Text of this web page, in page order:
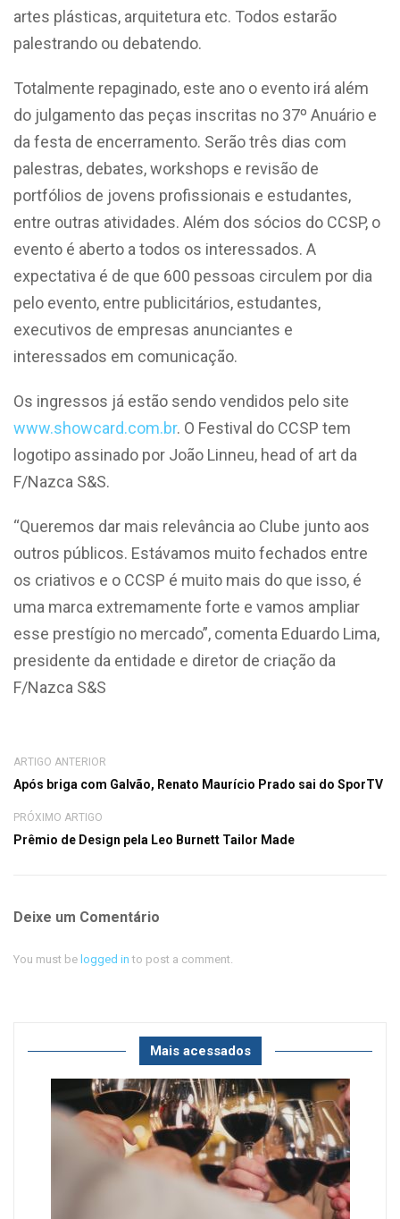
artes plásticas, arquitetura etc. Todos estarão
palestrando ou debatendo.
Totalmente repaginado, este ano o evento irá além
do julgamento das peças inscritas no 37º Anuário e
da festa de encerramento. Serão três dias com
palestras, debates, workshops e revisão de
portfólios de jovens profissionais e estudantes,
entre outras atividades. Além dos sócios do CCSP, o
evento é aberto a todos os interessados. A
expectativa é de que 600 pessoas circulem por dia
pelo evento, entre publicitários, estudantes,
executivos de empresas anunciantes e
interessados em comunicação.
Os ingressos já estão sendo vendidos pelo site
www.showcard.com.br. O Festival do CCSP tem
logotipo assinado por João Linneu, head of art da
F/Nazca S&S.
“Queremos dar mais relevância ao Clube junto aos
outros públicos. Estávamos muito fechados entre
os criativos e o CCSP é muito mais do que isso, é
uma marca extremamente forte e vamos ampliar
esse prestígio no mercado”, comenta Eduardo Lima,
presidente da entidade e diretor de criação da
F/Nazca S&S
ARTIGO ANTERIOR
Após briga com Galvão, Renato Maurício Prado sai do SporTV
PRÓXIMO ARTIGO
Prêmio de Design pela Leo Burnett Tailor Made
Deixe um Comentário
You must be logged in to post a comment.
Mais acessados